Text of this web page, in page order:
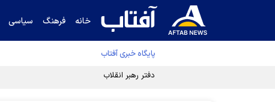
خانه فرهنگ سیاسی
پایگاه خبری آفتاب
دفتر رهبر انقلاب ادعای خرازی درباره پزشکیان را